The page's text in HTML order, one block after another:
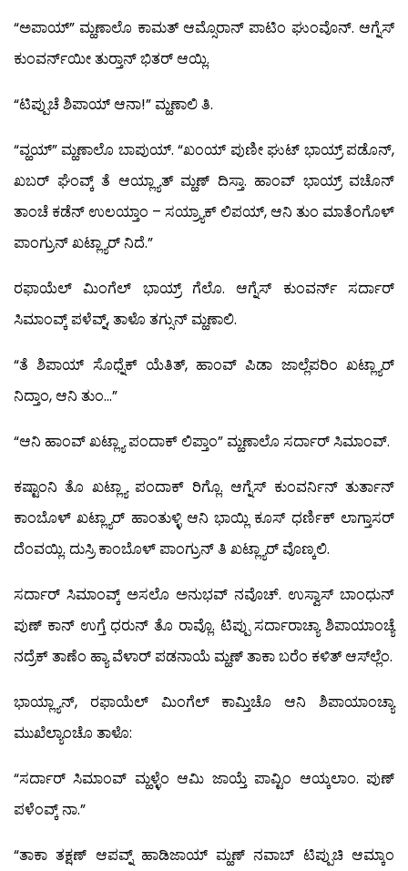
“ಅಪಾಯ್” ಮ್ಹಣಾಲೊ ಕಾಮತ್ ಆಮ್ಸೊರಾನ್ ಪಾಟಿಂ ಘುಂವೊನ್. ಆಗ್ನೆಸ್
ಕುಂವರ್ನ್‍ಯೀ ತುರ್‍ತಾನ್ ಭಿತರ್ ಆಯ್ಲಿ.
“ಟಿಪ್ಪುಚೆ ಶಿಪಾಯ್ ಆನಾ!” ಮ್ಹಣಾಲಿ ತಿ.
“ವ್ಹಯ್” ಮ್ಹಣಾಲೊ ಬಾಪುಯ್. “ಖಂಯ್ ಪುಣೀ ಘುಟ್ ಭಾಯ್ರ್ ಪಡೊನ್,
ಖಬರ್ ಘೆಂವ್ಕ್ ತೆ ಆಯ್ಲ್ಯಾತ್ ಮ್ಹಣ್ ದಿಸ್ತಾ. ಹಾಂವ್ ಭಾಯ್ರ್ ವಚೊನ್
ತಾಂಚೆ ಕಡೆನ್ ಉಲಯ್ತಾಂ – ಸಯ್ರ್ಯಾಕ್ ಲಿಪಯ್, ಆನಿ ತುಂ ಮಾತೆಂಗೊಳ್
ಪಾಂಗ್ರುನ್ ಖಟ್ಲ್ಯಾರ್ ನಿದೆ.”
ರಫಾಯೆಲ್ ಮಿಂಗೆಲ್ ಭಾಯ್ರ್ ಗೆಲೊ. ಆಗ್ನೆಸ್ ಕುಂವರ್ನ್ ಸರ್ದಾರ್
ಸಿಮಾಂವ್ಕ್ ಪಳೆವ್ನ್, ತಾಳೊ ತಗ್ಸುನ್ ಮ್ಹಣಾಲಿ.
“ತೆ ಶಿಪಾಯ್ ಸೊಧ್ನೆಕ್ ಯೆತಿತ್, ಹಾಂವ್ ಪಿಡಾ ಜಾಲ್ಲೆಪರಿಂ ಖಟ್ಲ್ಯಾರ್
ನಿದ್ತಾಂ, ಆನಿ ತುಂ…”
“ಆನಿ ಹಾಂವ್ ಖಟ್ಲ್ಯಾ ಪಂದಾಕ್ ಲಿಪ್ತಾಂ” ಮ್ಹಣಾಲೊ ಸರ್ದಾರ್ ಸಿಮಾಂವ್.
ಕಷ್ಟಾಂನಿ ತೊ ಖಟ್ಲ್ಯಾ ಪಂದಾಕ್ ರಿಗ್ಲೊ. ಆಗ್ನೆಸ್ ಕುಂವರ್ನಿನ್ ತುರ್ತಾನ್
ಕಾಂಬೊಳ್ ಖಟ್ಲ್ಯಾರ್ ಹಾಂತುಳ್ಳಿ ಆನಿ ಭಾಯ್ಲಿ ಕೂಸ್ ಧರ್ಣಿಕ್ ಲಾಗ್ತಾಸರ್
ದೆಂವಯ್ಲಿ. ದುಸ್ರಿ ಕಾಂಬೊಳ್ ಪಾಂಗ್ರುನ್ ತಿ ಖಟ್ಲ್ಯಾರ್ ವೊಣ್ಕಲಿ.
ಸರ್ದಾರ್ ಸಿಮಾಂವ್ಕ್ ಅಸಲೊ ಅನುಭವ್ ನವೊಚ್. ಉಸ್ವಾಸ್ ಬಾಂಧುನ್
ಪುಣ್ ಕಾನ್ ಉಗ್ತೆ ಧರುನ್ ತೊ ರಾವ್ಲೊ. ಟಿಪ್ಪು ಸರ್ದಾರಾಚ್ಯಾ ಶಿಪಾಯಾಂಚ್ಯೆ
ನದ್ರೆಕ್ ತಾಣೆಂ ಹ್ಯಾ ವೆಳಾರ್ ಪಡನಾಯೆ ಮ್ಹಣ್ ತಾಕಾ ಬರೆಂ ಕಳಿತ್ ಆಸ್‍ಲ್ಲೆಂ.
ಭಾಯ್ಲ್ಯಾನ್, ರಫಾಯೆಲ್ ಮಿಂಗೆಲ್ ಕಾಮ್ತಿಚೊ ಆನಿ ಶಿಪಾಯಾಂಚ್ಯಾ
ಮುಖೆಲ್ಯಾಂಚೊ ತಾಳೊ:
“ಸರ್ದಾರ್ ಸಿಮಾಂವ್ ಮ್ಹಳ್ಳೆಂ ಆಮಿ ಜಾಯ್ತೆ ಪಾವ್ಟಿಂ ಆಯ್ಕಲಾಂ. ಪುಣ್
ಪಳೆಂವ್ಕ್ ನಾ.”
“ತಾಕಾ ತಕ್ಷಣ್ ಆಪವ್ನ್ ಹಾಡಿಜಾಯ್ ಮ್ಹಣ್ ನವಾಬ್ ಟಿಪ್ಪುಚಿ ಆಮ್ಕಾಂ